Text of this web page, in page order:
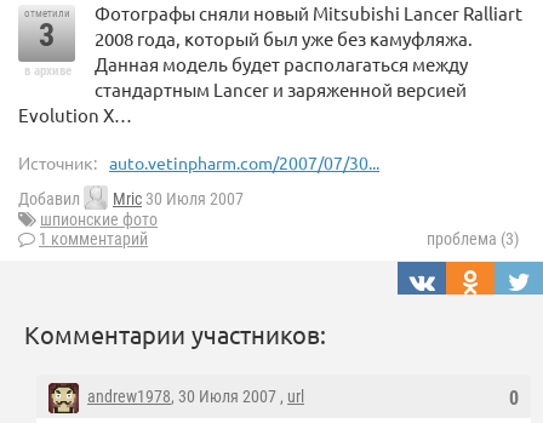
отметили
3
в архиве
Фотографы сняли новый Mitsubishi Lancer Ralliart
2008 года, который был уже без камуфляжа.
Данная модель будет располагаться между
стандартным Lancer и заряженной версией
Evolution X…
Источник: auto.vetinpharm.com/2007/07/30...
Добавил Mric 30 Июля 2007
шпионские фото
1 комментарий
проблема (3)
Комментарии участников:
0
andrew1978, 30 Июля 2007 , url